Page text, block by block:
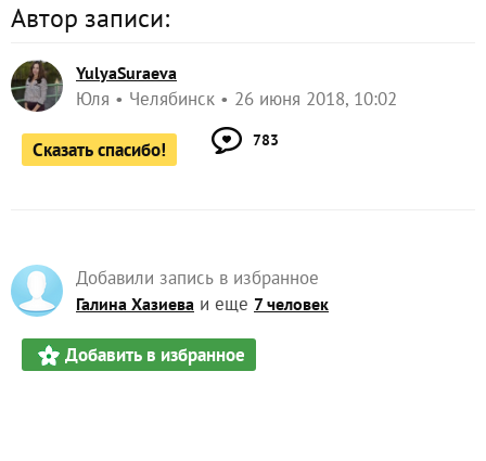
Автор записи:
YulyaSuraeva
Юля Челябинск 26 июня 2018, 10:02
Сказать спасибо! 783
Добавили запись в избранное
Галина Хазиева и еще 7 человек
Добавить в избранное